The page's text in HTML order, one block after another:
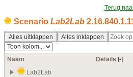
Terug
Scenario Lab2Lab
Alles uitklappen Alles inklappen
Naam Details [‑]
Lab2Lab